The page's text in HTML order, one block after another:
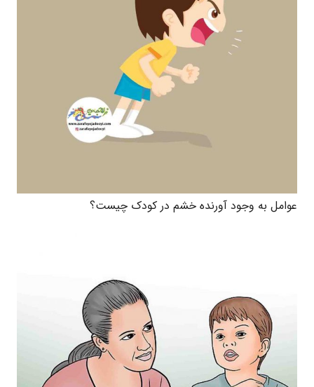
عوامل به وجود آورنده خشم در کودک چیست؟